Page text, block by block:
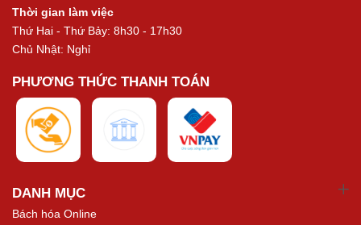
Thời gian làm việc
Thứ Hai - Thứ Bảy: 8h30 - 17h30
Chủ Nhật: Nghỉ
PHƯƠNG THỨC THANH TOÁN
DANH MỤC
Bách hóa Online